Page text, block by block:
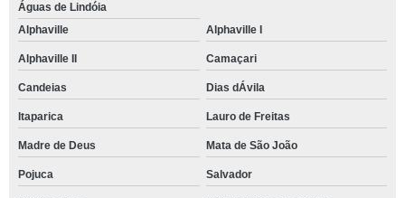
Águas de Lindóia
Alphaville
Alphaville I
Alphaville II Camaçari
Candeias Dias dÁvila
Itaparica Lauro de Freitas
Madre de Deus Mata de São João
Pojuca Salvador